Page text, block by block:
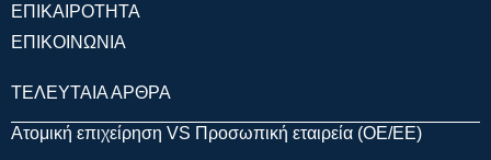
ΕΠΙΚΑΙΡΟΤΗΤΑ
ΕΠΙΚΟΙΝΩΝΙΑ
ΤΕΛΕΥΤΑΙΑ ΑΡΘΡΑ
Ατομική επιχείρηση VS Προσωπική εταιρεία (OE/EE)